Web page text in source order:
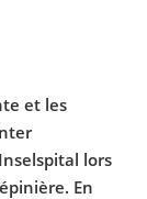
et les
lors
En